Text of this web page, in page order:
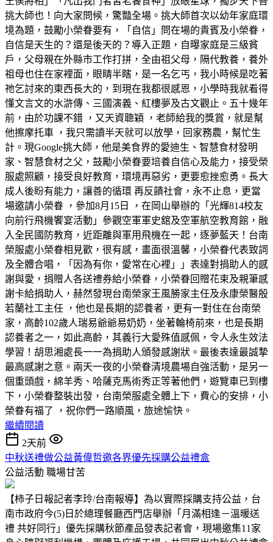
挑大師也！向大家問候，驚豔全場。挑大師首次以幼年家庭環
境為題，鼓勵小榮眷要有，「自信」問在場的貴賓及小榮眷，
自信是天生的？還是後天的？導入正題，自曝家庭是三級貧
戶，父母親在外縣市工作打拼，全由祖父母，隔代教養，養外
祖母也住在家裡面，眼睛半瞎，是一名乞丐，我小時候是吃著
祂乞討來的東西長大的，到現在我都很感恩，小學時我就看得
懂文言文的水滸傳、三國演義、紅樓夢及古文觀止。五十幾年
前，由於功課不錯 ，又天資聰穎 ，老師給我的獎賞，就是幫
他擦摩托車 ，我只需讀半天就可以放學，回家務農，幫忙生
計。現Google挑大師，他是美食界的愛迪生、智慧食材發明
家、智慧食材之父，鼓勵小榮眷要培養自信心及能力，接受榮
服處照顧，接受良好教育，環境再惡劣，更要愈挫愈勇。長大
成人後盼有能力，讓善的循環 再反饋社會，永不止息，更當
場邀請小榮眷 ，參加8月15日 ，在岡山舉辦的「光輝814校友
向前行飛機饗宴活動」參觀空軍軍史舘及空軍航空教育館，融
入全民國防教育，近距離與軍用飛機在一起，逐夢藍天！台南
榮服處小榮眷相見歡，很有感，畫面很溫馨，小榮眷代表致詞
及全體合唱，「因為有你，愛常在心裡」」表達對捐助人的感
謝與愛，捐贈人各送禮券給小榮眷，小榮眷回贈花束及親筆感
謝卡給捐助人，赫然發現台南榮家王風勝家主任及永康榮醫殷
若蘭社工主任 ，他也是長期的認養者，更有一對住在台南榮
家，高齡102歲人瑞易爺爺易奶奶，坐著輪椅前來，也是長期
認養者之一，如此高齡，其義行大愛殊值感佩，令人永生效法
學習！胡思湘處長一一為捐助人頒發感謝狀。最後表達最誠摯
最高感謝之意。兩天一夜的小榮眷清境農場自強活動，是另一
個重頭戲，綿羊秀、哈薩克馬術秀正等著他們，遊覽車已到樓
下，小榮眷整裝出發，台南榮服處全體上下，費心的安排，小
榮眷有福了 ，祝你們一路順風，旅途愉快。
繼續閱讀
2天前
中秋送禮做公益黃偉哲邀各界優先採購公益禮盒
公益活動 職場甘苦
【柿子日報記者李玲/台南報導】為以實際採購支持公益，台
南市政府今(5)日於總理餐廳西門店舉辦「月滿相逢－溫暖送
禮 共好同行」優先採購秋節產品發表記者會，現場邀集11家